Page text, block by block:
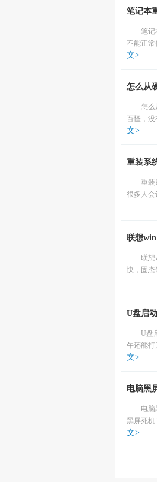
笔记本
笔记
不能正常
文>
怎么从
怎么
百怪，没
文>
重装系
重装
很多人会
联想
联想
快，固态
U盘启
U盘
午还能打
文>
电脑黑
电
黑屏死机
文>